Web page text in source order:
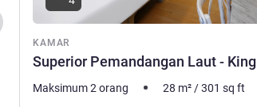
Sebelumnya - Kamar
KAMAR
Superior Pemandangan Laut - King
Maksimum 2 orang 28 m² /301 sq ft